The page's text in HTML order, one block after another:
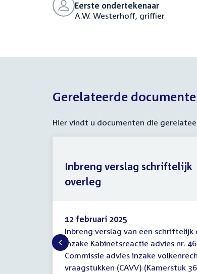
Eerste ondertekenaar
A.W. Westerhoff, griffier
Gerelateerde
Hier vindt u documenten die
Inbreng
verslag
schriftelijk
overleg
12 februari 2025
Inbreng verslag van een schriftelijk
inzake Kabinetsreactie advies nr.
Commissie advies inzake
vraagstukken (CAVV) (Kamerstuk
Inbreng verslag schriftelijk
overleg